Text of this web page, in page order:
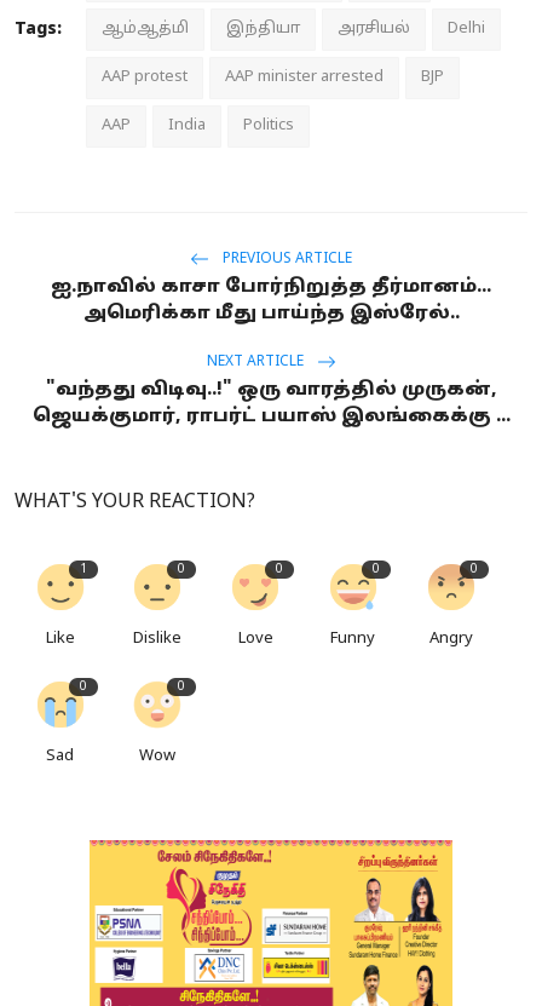
Tags: ஆம்ஆத்மி இந்தியா அரசியல் Delhi
AAP protest AAP minister arrested BJP
AAP India Politics
PREVIOUS ARTICLE
ஐ.நாவில் காசா போர்நிறுத்த தீர்மானம்...
அமெரிக்கா மீது பாய்ந்த இஸ்ரேல்..
NEXT ARTICLE
"வந்தது விடிவு..!" ஒரு வாரத்தில் முருகன்,
ஜெயக்குமார், ராபர்ட் பயாஸ் இலங்கைக்கு ...
WHAT'S YOUR REACTION?
1
Like
0
Dislike
0
Love
0
Funny
0
Angry
0
Sad
0
Wow